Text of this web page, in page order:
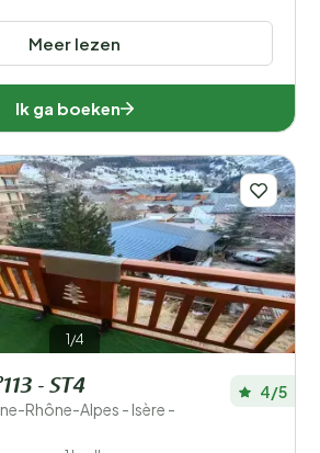
Meer lezen
Ik ga boeken
1/4
- ST4
Rhône-Alpes - Isère -
4/5